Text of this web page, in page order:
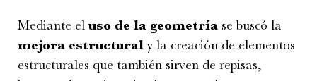
Mediante eluso de la geometría se buscó la
mejora estructuraly la creación de elementos
estructurales que también sirven de repisas,